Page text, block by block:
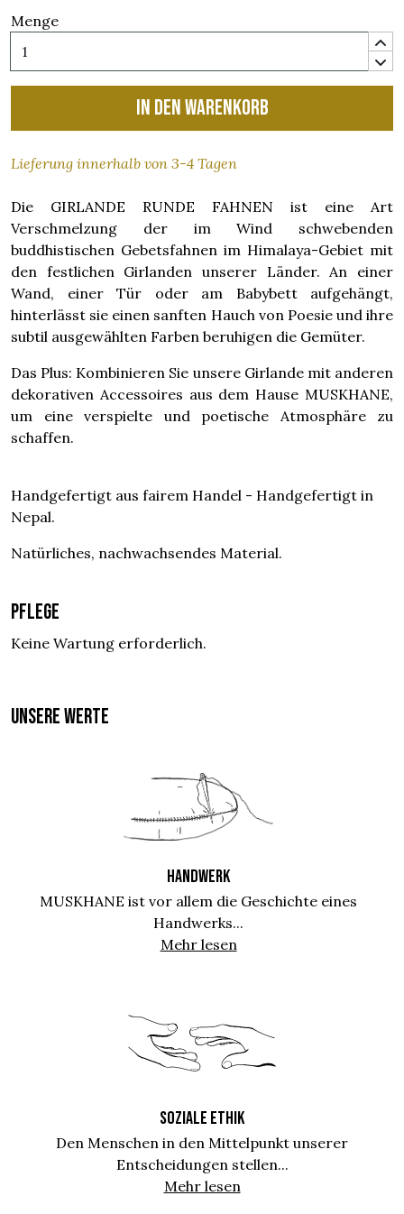
Menge
In den Warenkorb
Lieferung innerhalb von 3-4 Tagen
Die GIRLANDE RUNDE FAHNEN ist eine Art
Verschmelzung der im Wind schwebenden
buddhistischen Gebetsfahnen im Himalaya-Gebiet mit
den festlichen Girlanden unserer Länder. An einer
Wand, einer Tür oder am Babybett aufgehängt,
hinterlässt sie einen sanften Hauch von Poesie und ihre
subtil ausgewählten Farben beruhigen die Gemüter.
Das Plus: Kombinieren Sie unsere Girlande mit anderen
dekorativen Accessoires aus dem Hause MUSKHANE,
um eine verspielte und poetische Atmosphäre zu
schaffen.
Handgefertigt aus fairem Handel - Handgefertigt in
Nepal.
Natürliches, nachwachsendes Material.
Pflege
Keine Wartung erforderlich.
UNSERE WERTE
HANDWERK
MUSKHANE ist vor allem die Geschichte eines
Handwerks...
Mehr lesen
SOZIALE ETHIK
Den Menschen in den Mittelpunkt unserer
Entscheidungen stellen...
Mehr lesen